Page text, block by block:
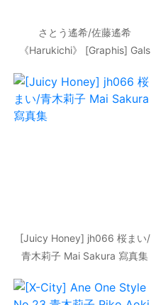
さとう遙希/佐藤遙希
《Harukichi》 [Graphis] Gals
[Juicy Honey] jh066 桜まい/
青木莉子 Mai Sakura 寫真集